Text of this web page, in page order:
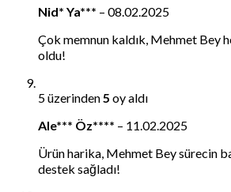
Nid* Ya*** – 08.02.2025
Çok memnun kaldık, Mehmet Bey
oldu!
5 üzerinden5 oy aldı
Ale*** Öz**** – 11.02.2025
Ürün harika, Mehmet Bey sürecin
destek sağladı!